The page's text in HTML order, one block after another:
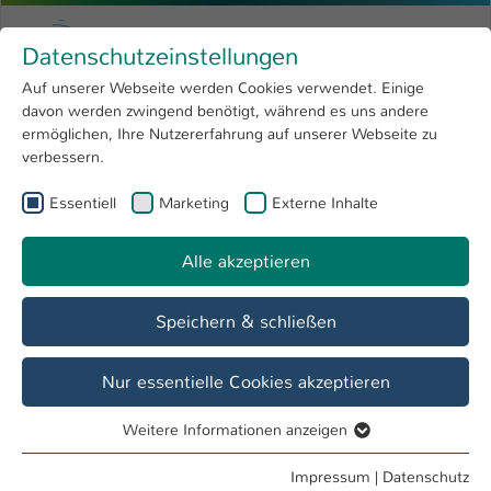
Menu
Forschung 4
Open submenu
Hochschule
International
Zum Hauptinhalt springen
Hochschule Kaiserslautern
Sie sind hier:
Student Life Cycle
Referat Student Life Cycle
Übersicht Vor dem Studium Im Studium
Veranstaltungen des Referats Student Life
01. November - 30. November
Datenschutzeinstellungen
Auf unserer Webseite werden Cookies verwendet. Einige
davon werden zwingend benötigt, während es uns andere
ermöglichen, Ihre Nutzererfahrung auf unserer Webseite zu
verbessern.
Essentiell Marketing Externe Inhalte
Alle akzeptieren
Speichern & schließen
Nur essentielle Cookies akzeptieren
Essentielle Cookies werden für grundlegende Funktionen
Weitere Informationen anzeigen
Impressum | Datenschutz